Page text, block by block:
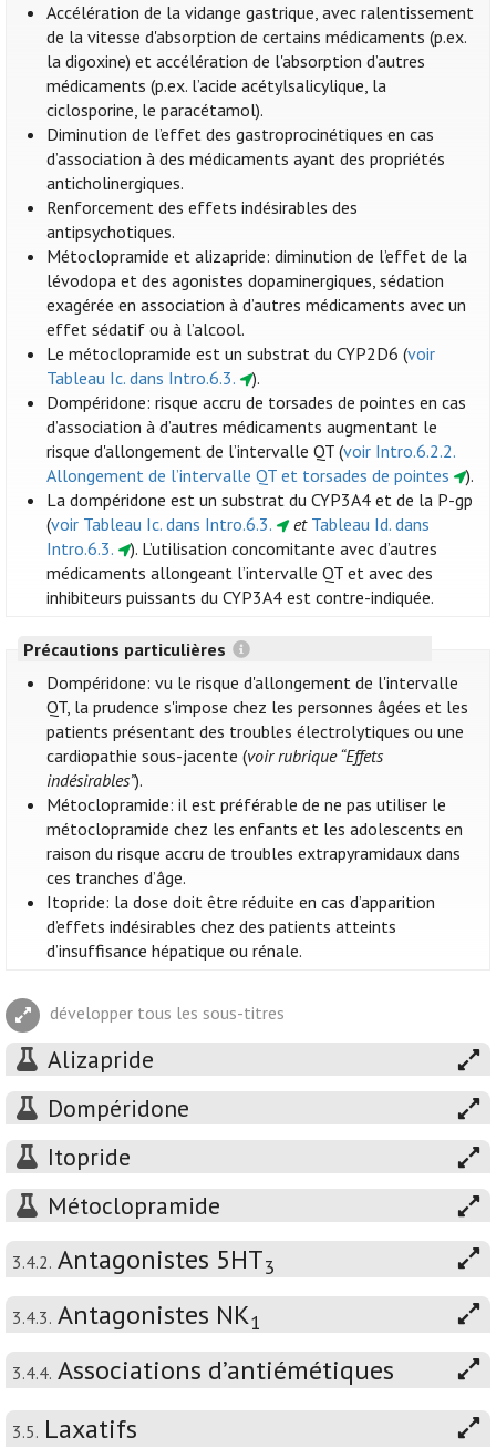
Accélération de la vidange gastrique, avec ralentissement
de la vitesse d'absorption de certains médicaments (p.ex.
la digoxine) et accélération de l'absorption d’autres
médicaments (p.ex. l’acide acétylsalicylique, la
ciclosporine, le paracétamol).
Diminution de l’effet des gastroprocinétiques en cas
d’association à des médicaments ayant des propriétés
anticholinergiques.
Renforcement des effets indésirables des
antipsychotiques.
Métoclopramide et alizapride: diminution de l’effet de la
lévodopa et des agonistes dopaminergiques, sédation
exagérée en association à d’autres médicaments avec un
effet sédatif ou à l’alcool.
Le métoclopramide est un substrat du CYP2D6 (voir
Tableau Ic. dans Intro.6.3.
).
Dompéridone: risque accru de torsades de pointes en cas
d’association à d’autres médicaments augmentant le
risque d'allongement de l’intervalle QT (voir Intro.6.2.2.
Allongement de l’intervalle QT et torsades de pointes
).
La dompéridone est un substrat du CYP3A4 et de la P-gp
(voir Tableau Ic. dans Intro.6.3. et Tableau Id. dans
Intro.6.3.
). L’utilisation concomitante avec d’autres
médicaments allongeant l’intervalle QT et avec des
inhibiteurs puissants du CYP3A4 est contre-indiquée.
Précautions particulières
Dompéridone: vu le risque d'allongement de l'intervalle
QT, la prudence s'impose chez les personnes âgées et les
patients présentant des troubles électrolytiques ou une
cardiopathie sous-jacente (voir rubrique “Effets
indésirables”).
Métoclopramide: il est préférable de ne pas utiliser le
métoclopramide chez les enfants et les adolescents en
raison du risque accru de troubles extrapyramidaux dans
ces tranches d’âge.
Itopride: la dose doit être réduite en cas d’apparition
d’effets indésirables chez des patients atteints
d’insuffisance hépatique ou rénale.
développer tous les sous-titres
Alizapride
Dompéridone
Itopride
Métoclopramide
3.4.2. Antagonistes 5HT3
3.4.3. Antagonistes NK1
3.4.4. Associations d’antiémétiques
3.5. Laxatifs